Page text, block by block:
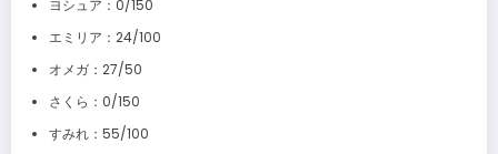
ヨシュア：0/150
エミリア：24/100
オメガ：27/50
さくら：0/150
すみれ：55/100